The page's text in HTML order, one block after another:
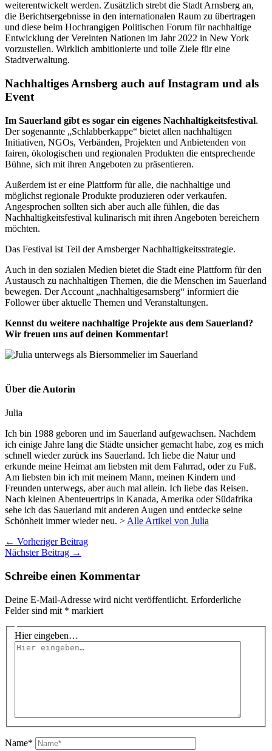
weiterentwickelt werden. Zusätzlich strebt die Stadt Arnsberg an,
die Berichtsergebnisse in den internationalen Raum zu übertragen
und diese beim Hochrangigen Politischen Forum für nachhaltige
Entwicklung der Vereinten Nationen im Jahr 2022 in New York
vorzustellen. Wirklich ambitionierte und tolle Ziele für eine
Stadtverwaltung.
Nachhaltiges Arnsberg auch auf Instagram und als
Event
Im Sauerland gibt es sogar ein eigenes Nachhaltigkeitsfestival.
Der sogenannte „Schlabberkappe“ bietet allen nachhaltigen
Initiativen, NGOs, Verbänden, Projekten und Anbietenden von
fairen, ökologischen und regionalen Produkten die entsprechende
Bühne, sich mit ihren Angeboten zu präsentieren.
Außerdem ist er eine Plattform für alle, die nachhaltige und
möglichst regionale Produkte produzieren oder verkaufen.
Angesprochen sollten sich aber auch alle fühlen, die das
Nachhaltigkeitsfestival kulinarisch mit ihren Angeboten bereichern
möchten.
Das Festival ist Teil der Arnsberger Nachhaltigkeitsstrategie.
Auch in den sozialen Medien bietet die Stadt eine Plattform für den
Austausch zu nachhaltigen Themen, die die Menschen im Sauerland
bewegen. Der Account „nachhaltigesarnsberg“ informiert die
Follower über aktuelle Themen und Veranstaltungen.
Kennst du weitere nachhaltige Projekte aus dem Sauerland?
Wir freuen uns auf deinen Kommentar!
Über die Autorin
Julia
Ich bin 1988 geboren und im Sauerland aufgewachsen. Nachdem
ich einige Jahre lang die Städte unsicher gemacht habe, zog es mich
schnell wieder zurück ins Sauerland. Ich liebe die Natur und
erkunde meine Heimat am liebsten mit dem Fahrrad, oder zu Fuß.
Am liebsten bin ich mit meinem Mann, meinen Kindern und
Freunden unterwegs, aber auch mal allein. Ich liebe das Reisen.
Nach kleinen Abenteuertrips in Kanada, Amerika oder Südafrika
sehe ich das Sauerland mit anderen Augen und entdecke seine
Schönheit immer wieder neu. >Alle Artikel von Julia
← Vorheriger Beitrag
Nächster Beitrag →
Schreibe einen Kommentar
Deine E-Mail-Adresse wird nicht veröffentlicht. Erforderliche
Felder sind mit * markiert
Hier eingeben…
Name*